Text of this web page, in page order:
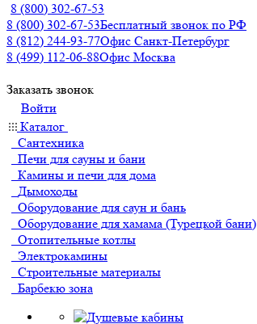
8 (800) 302-67-53
8 (800) 302-67-53Бесплатный звонок по РФ
8 (812) 244-93-77Офис Санкт-Петербург
8 (499) 112-06-88Офис Москва
Заказать звонок
Войти
Каталог
Сантехника
Печи для сауны и бани
Камины и печи для дома
Дымоходы
Оборудование для саун и бань
Оборудование для хамама (Турецкой бани)
Отопительные котлы
Электрокамины
Строительные материалы
Барбекю зона